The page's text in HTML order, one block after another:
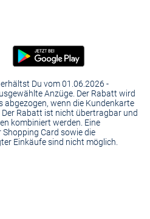
Du vom 01.06.2026 -
Anzüge. Der Rabatt wird
wenn die Kundenkarte
Rabatt ist nicht übertragbar und
kombiniert werden. Eine
Card sowie die
Einkäufe sind nicht möglich.